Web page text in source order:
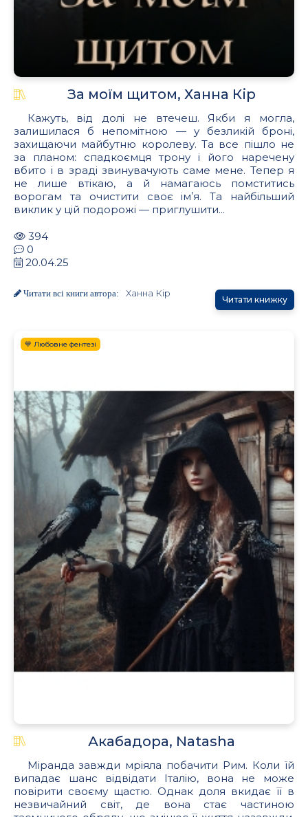
За моїм щитом, Ханна Кір
Кажуть, від долі не втечеш. Якби я могла,
залишилася б непомітною — у безликій броні,
захищаючи майбутню королеву. Та все пішло не
за планом: спадкоємця трону і його наречену
вбито і в зраді звинувачують саме мене. Тепер я
не лише втікаю, а й намагаюсь помститись
ворогам та очистити своє імʼя. Та найбільший
виклик у цій подорожі — приглушити...
394
0
20.04.25
Читати всі книги автора: Ханна Кір
Читати книжку
💙 Любовне фентезі
Акабадора, Natasha
Міранда завжди мріяла побачити Рим. Коли їй
випадає шанс відвідати Італію, вона не може
повірити своєму щастю. Однак доля вкидає її в
незвичайний світ, де вона стає частиною